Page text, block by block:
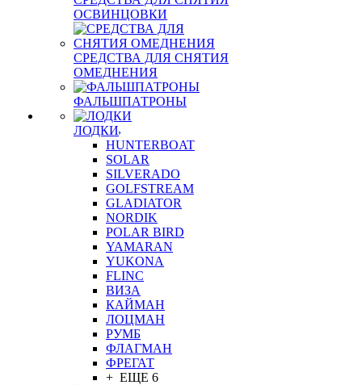
ОСВИНЦОВКИ
СРЕДСТВА ДЛЯ СНЯТИЯ
ОМЕДНЕНИЯ
ФАЛЬШПАТРОНЫ
ЛОДКИ
HUNTERBOAT
SOLAR
SILVERADO
GOLFSTREAM
GLADIATOR
NORDIK
POLAR BIRD
YAMARAN
YUKONA
FLINC
ВИЗА
КАЙМАН
ЛОЦМАН
РУМБ
ФЛАГМАН
ФРЕГАТ
+ ЕЩЕ 6